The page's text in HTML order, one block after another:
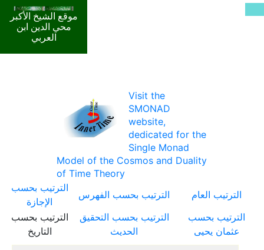
موقع الشيخ الأكبر
محي الدين ابن
العربي
Visit the
SMONAD
website,
dedicated for the
Single Monad
Model of the Cosmos and Duality
of Time Theory
الترتيب العام
الترتيب بحسب الفهرس
الترتيب بحسب
الإجازة
الترتيب بحسب
عثمان يحيى
الترتيب بحسب التحقيق
الحديث
الترتيب بحسب
التاريخ